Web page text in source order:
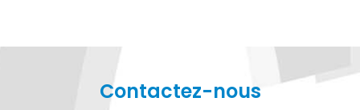
Contactez-nous